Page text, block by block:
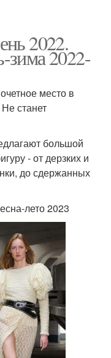
2022.
зима 2022-
место в
станет
большой
- от дерзких и
до сдержанных
лето 2023